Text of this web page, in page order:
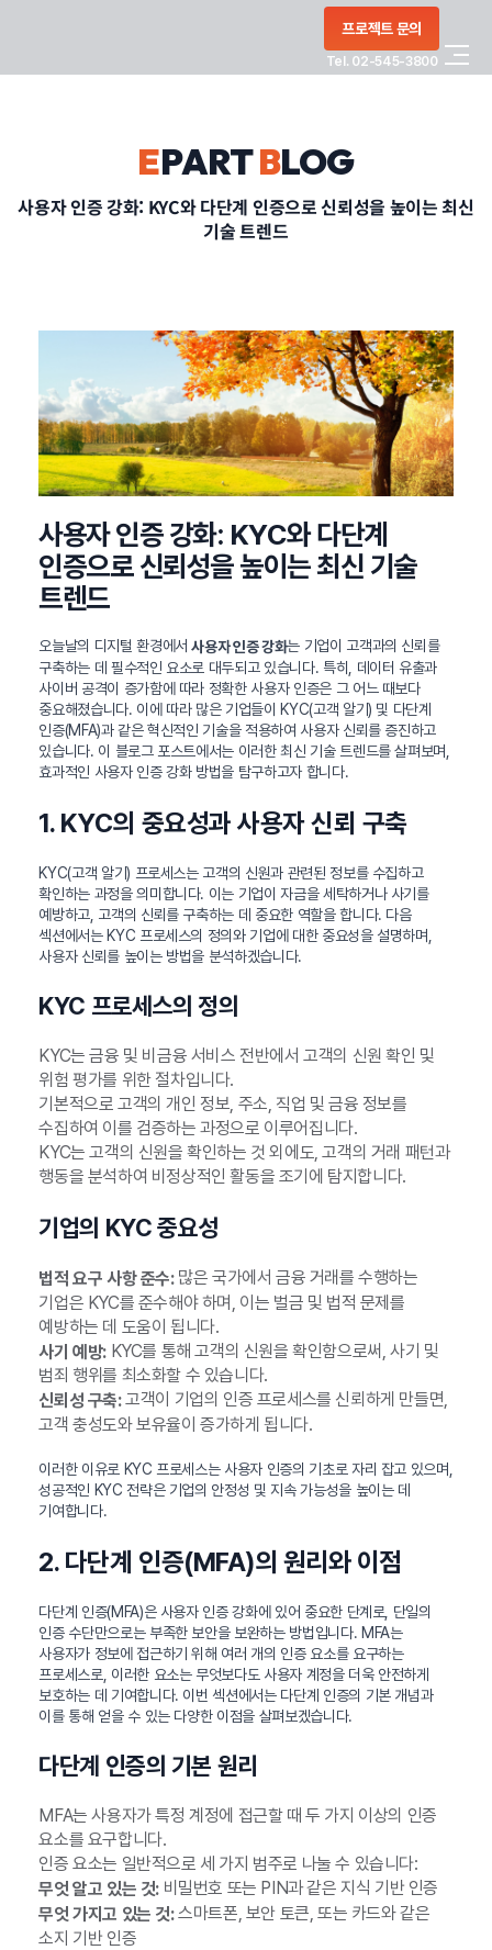
프로젝트 문의
Tel. 02-545-3800
CONTACT
정부지원사업
EPARTBLOG
사용자 인증 강화: KYC와 다단계 인증으로 신뢰성을 높이는 최신
기술 트렌드
사용자 인증 강화: KYC와 다단계
인증으로 신뢰성을 높이는 최신 기술
트렌드
오늘날의 디지털 환경에서사용자 인증 강화는 기업이 고객과의 신뢰를
구축하는 데 필수적인 요소로 대두되고 있습니다. 특히, 데이터 유출과
사이버 공격이 증가함에 따라 정확한 사용자 인증은 그 어느 때보다
중요해졌습니다. 이에 따라 많은 기업들이 KYC(고객 알기) 및 다단계
인증(MFA)과 같은 혁신적인 기술을 적용하여 사용자 신뢰를 증진하고
있습니다. 이 블로그 포스트에서는 이러한 최신 기술 트렌드를 살펴보며,
효과적인 사용자 인증 강화 방법을 탐구하고자 합니다.
1. KYC의 중요성과 사용자 신뢰 구축
KYC(고객 알기) 프로세스는 고객의 신원과 관련된 정보를 수집하고
확인하는 과정을 의미합니다. 이는 기업이 자금을 세탁하거나 사기를
예방하고, 고객의 신뢰를 구축하는 데 중요한 역할을 합니다. 다음
섹션에서는 KYC 프로세스의 정의와 기업에 대한 중요성을 설명하며,
사용자 신뢰를 높이는 방법을 분석하겠습니다.
KYC 프로세스의 정의
KYC는 금융 및 비금융 서비스 전반에서 고객의 신원 확인 및
위험 평가를 위한 절차입니다.
기본적으로 고객의 개인 정보, 주소, 직업 및 금융 정보를
수집하여 이를 검증하는 과정으로 이루어집니다.
KYC는 고객의 신원을 확인하는 것 외에도, 고객의 거래 패턴과
행동을 분석하여 비정상적인 활동을 조기에 탐지합니다.
기업의 KYC 중요성
법적 요구 사항 준수:많은 국가에서 금융 거래를 수행하는
기업은 KYC를 준수해야 하며, 이는 벌금 및 법적 문제를
예방하는 데 도움이 됩니다.
사기 예방:KYC를 통해 고객의 신원을 확인함으로써, 사기 및
범죄 행위를 최소화할 수 있습니다.
신뢰성 구축:고객이 기업의 인증 프로세스를 신뢰하게 만들면,
고객 충성도와 보유율이 증가하게 됩니다.
이러한 이유로 KYC 프로세스는 사용자 인증의 기초로 자리 잡고 있으며,
성공적인 KYC 전략은 기업의 안정성 및 지속 가능성을 높이는 데
기여합니다.
2. 다단계 인증(MFA)의 원리와 이점
다단계 인증(MFA)은 사용자 인증 강화에 있어 중요한 단계로, 단일의
인증 수단만으로는 부족한 보안을 보완하는 방법입니다. MFA는
사용자가 정보에 접근하기 위해 여러 개의 인증 요소를 요구하는
프로세스로, 이러한 요소는 무엇보다도 사용자 계정을 더욱 안전하게
보호하는 데 기여합니다. 이번 섹션에서는 다단계 인증의 기본 개념과
이를 통해 얻을 수 있는 다양한 이점을 살펴보겠습니다.
다단계 인증의 기본 원리
MFA는 사용자가 특정 계정에 접근할 때 두 가지 이상의 인증
요소를 요구합니다.
인증 요소는 일반적으로 세 가지 범주로 나눌 수 있습니다:
무엇 알고 있는 것:비밀번호 또는 PIN과 같은 지식 기반 인증
무엇 가지고 있는 것:스마트폰, 보안 토큰, 또는 카드와 같은
소지 기반 인증